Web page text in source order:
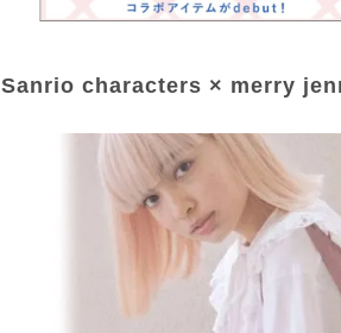
Sanrio characters × merry